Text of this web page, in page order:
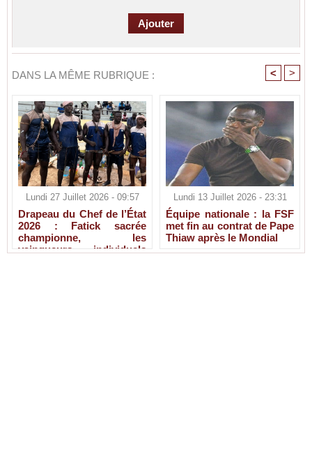
DANS LA MÊME RUBRIQUE : < >
Lundi 27 Juillet 2026 - 09:57
Drapeau du Chef de l’État
2026 : Fatick sacrée
championne, les
vainqueurs individuels
Lundi 13 Juillet 2026 - 23:31
Équipe nationale : la FSF
met fin au contrat de Pape
Thiaw après le Mondial